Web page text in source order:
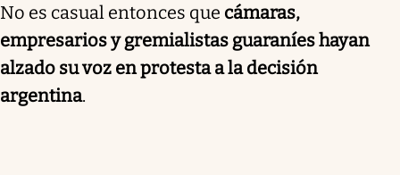
No es casual entonces que cámaras,
empresarios y gremialistas guaraníes hayan
alzado su voz en protesta a la decisión
argentina.